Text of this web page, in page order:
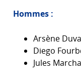
Hommes :
Arsène
Diego
Jules